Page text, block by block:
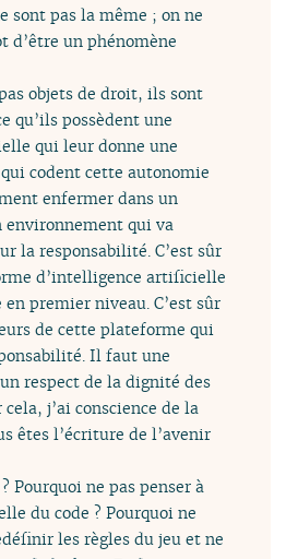
sont pas la même ; on ne
d’être un phénomène
objets de droit, ils sont
qu’ils possèdent une
qui leur donne une
codent cette autonomie
enfermer dans un
qui va
la responsabilité. C’est sûr
d’intelligence artificielle
premier niveau. C’est sûr
de cette plateforme qui
Il faut une
respect de la dignité des
j’ai conscience de la
êtes l’écriture de l’avenir
Pourquoi ne pas penser à
du code ? Pourquoi ne
les règles du jeu et ne